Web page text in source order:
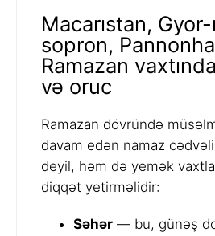
Macarıstan,
sopron,
Ramazan
və oruc
Ramazan dövründə
davam edən namaz
deyil, həm də yemək
diqqət yetirməlidir:
Səhər — bu, günəş